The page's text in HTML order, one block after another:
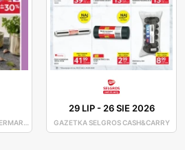
GAZETKA STOKROTKA SUPERMARKET
29 LIP- 26 SIE 2026
GAZETKA SELGROS CASH&CARRY